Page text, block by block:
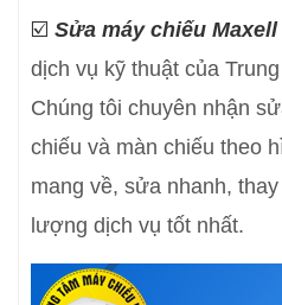
☑️ Sửa máy chiếu Maxell
dịch vụ kỹ thuật của
Chúng tôi chuyên nhận
chiếu và màn chiếu theo
mang về, sửa nhanh,
lượng dịch vụ tốt nhất.